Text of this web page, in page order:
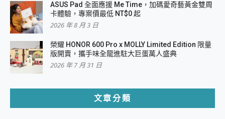
ASUS Pad 全面應援 Me Time，加碼愛奇藝黃金雙周
卡體驗，專案價最低 NT$0 起
2026 年 8 月 3 日
榮耀 HONOR 600 Pro x MOLLY Limited Edition 限量
版開賣，攜手味全龍進駐大巨蛋萬人盛典
2026 年 7 月 31 日
文章分類